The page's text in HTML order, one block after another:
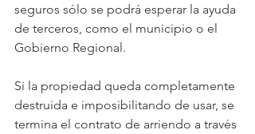
seguros sólo se podrá esperar la ayuda
de terceros, como el municipio o el
Gobierno Regional.
Si la propiedad queda completamente
destruida e imposibilitando de usar, se
termina el contrato de arriendo a través